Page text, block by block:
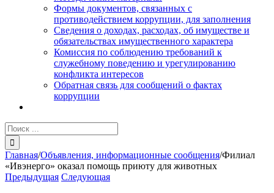
Формы документов, связанных с
противодействием коррупции, для заполнения
Сведения о доходах, расходах, об имуществе и
обязательствах имущественного характера
Комиссия по соблюдению требований к
служебному поведению и урегулированию
конфликта интересов
Обратная связь для сообщений о фактах
коррупции
Результат
поиска:
Главная/Объявления, информационные сообщения/Филиал
«Ивэнерго» оказал помощь приюту для животных
Предыдущая Следующая